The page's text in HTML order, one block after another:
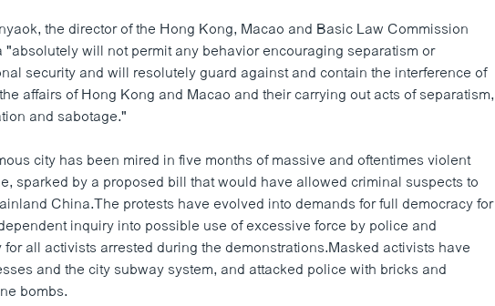
the director of the Hong Kong, Macao and Basic Law Commission
will not permit any behavior encouraging separatism or
security and will resolutely guard against and contain the interference of
affairs of Hong Kong and Macao and their carrying out acts of separatism,
and sabotage."
city has been mired in five months of massive and oftentimes violent
sparked by a proposed bill that would have allowed criminal suspects to
China.The protests have evolved into demands for full democracy for
inquiry into possible use of excessive force by police and
all activists arrested during the demonstrations.Masked activists have
and the city subway system, and attacked police with bricks and
bombs.